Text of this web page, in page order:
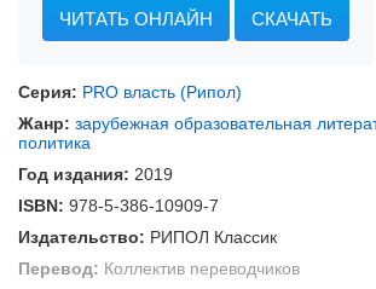
ЧИТАТЬ ОНЛАЙН СКАЧАТЬ
Серия: PRO власть (Рипол)
Жанр: зарубежная образовательная
политика
Год издания: 2019
ISBN: 978-5-386-10909-7
Издательство: РИПОЛ Классик
Перевод: Коллектив переводчиков